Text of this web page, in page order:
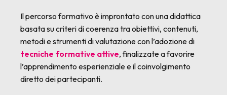
Il percorso formativo è improntato con una didattica
basata su criteri di coerenza tra obiettivi, contenuti,
metodi e strumenti di valutazione con l’adozione di
tecniche formative attive, finalizzate a favorire
l’apprendimento esperienziale e il coinvolgimento
diretto dei partecipanti.